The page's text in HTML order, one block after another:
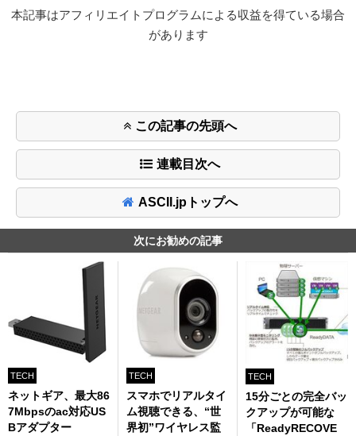
本記事はアフィリエイトプログラムによる収益を得ている場合
があります
この記事の先頭へ
連載目次へ
ASCII.jpトップへ
次にお勧めの記事
TECH
ネットギア、最大86
7Mbpsのac対応US
Bアダプター
TECH
スマホでリアルタイ
ム視聴できる、“世
界初”ワイヤレス監
TECH
15分ごとの完全バッ
クアップが可能な
「ReadyRECOVE